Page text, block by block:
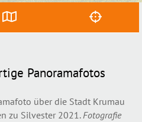
Panoramafotos
über die Stadt Krumau
zu Silvester 2021.Fotografie